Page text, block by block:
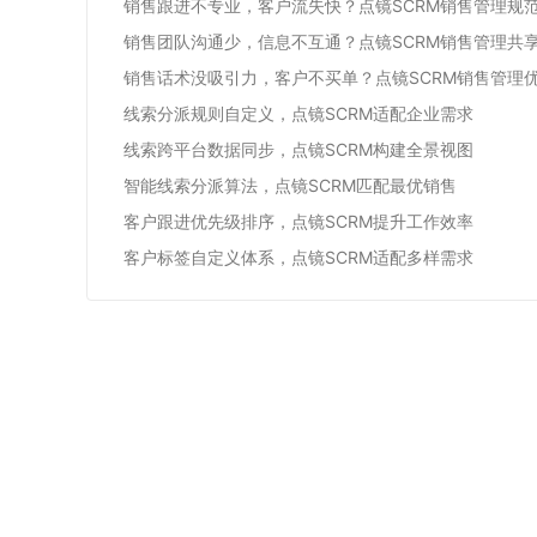
销售跟进不专业，客户流失快？点镜SCRM销售管理规
销售团队沟通少，信息不互通？点镜SCRM销售管理共
销售话术没吸引力，客户不买单？点镜SCRM销售管理
线索分派规则自定义，点镜SCRM适配企业需求
线索跨平台数据同步，点镜SCRM构建全景视图
智能线索分派算法，点镜SCRM匹配最优销售
客户跟进优先级排序，点镜SCRM提升工作效率
客户标签自定义体系，点镜SCRM适配多样需求